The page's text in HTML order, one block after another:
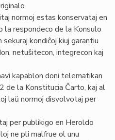
normoj estas konservataj en
la respondeco de la Konsulo
kondiĉoj kiuj garantiu
netuŝitecon, integrecon kaj
kapablon doni telematikan
de la Konstitucia Ĉarto, kaj al
laŭ normoj disvolvotaj per
per publikigo en Heroldo
ne pli malfrue ol unu